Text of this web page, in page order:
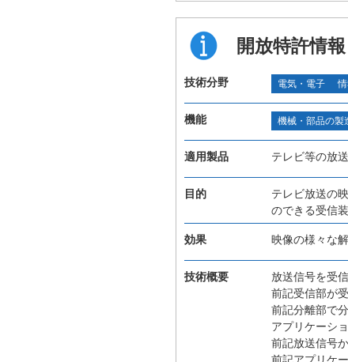
開放特許情報
技術分野 電気・電子
機能 機械・部品の製
適用製品 テレビ等の放
目的
テレビ放送の
のできる受信
効果 映像の様々な
技術概要
放送信号を受
前記受信部が
前記分離部で
アプリケーシ
前記放送信号